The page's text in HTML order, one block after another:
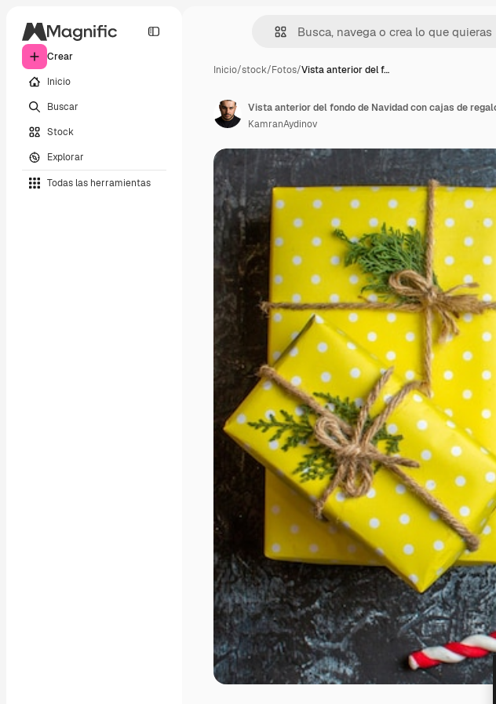
Crear
Inicio
Buscar
Stock
Explorar
Todas las herramientas
Inicio/stock/Fotos/Vista anterior del f…
KamranAydinov